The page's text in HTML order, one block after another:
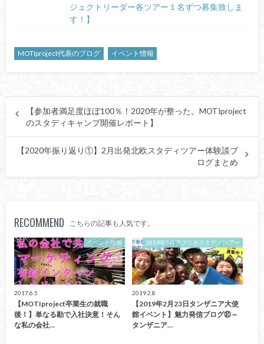
ジェクトリーダー各ツアー１名ずつ募集致しま
す！】
MOTIproject代表のブログ イベント情報
【参加者満足度ほぼ100％！2020年が整った。MOTIproject
のスタディキャンプ開催レポート】
【2020年振り返り①】2月出発北欧スタディツアー体験談ブ
ログまとめ
RECOMMEND こちらの記事も人気です。
イベント情報
2017.6.5
【MOTIproject卒業生の就職
後！】単なる勘で入社決意！そん
な私の会社…
2019年3月アフリカスタディツアー
2019.2.8
【2019年2月23日タンザニア大使
館イベント】魅力発信ブログ㉛～
タンザニア…